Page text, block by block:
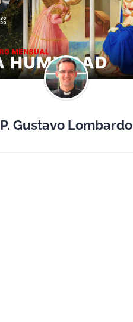
P. Gustavo Lombardo